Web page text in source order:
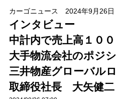
ン
ラ
イ
ン
カーゴニュース 2024年9月26
インタビュー
中計内で売上高１０
大手物流会社のポジ
三井物産グローバル
取締役社長 大矢健二